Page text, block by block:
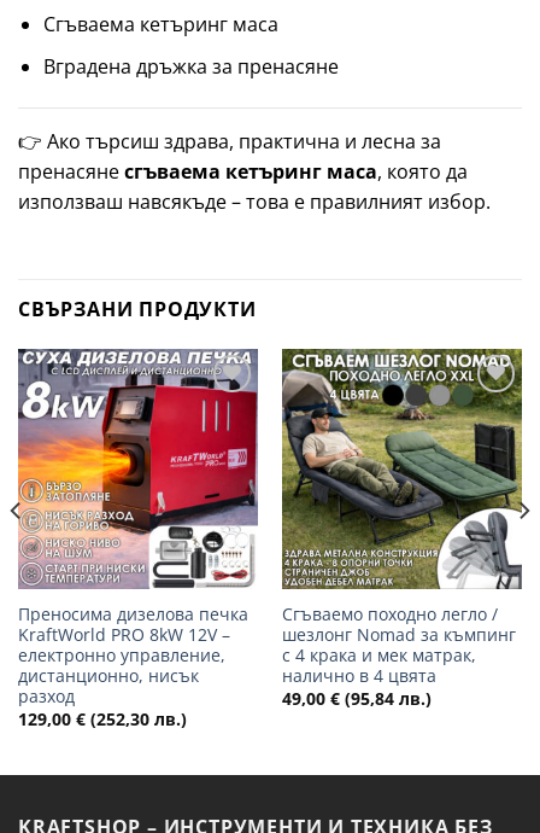
Сгъваема кетъринг маса
Вградена дръжка за пренасяне
👉 Ако търсиш здрава, практична и лесна за
пренасянесгъваема кетъринг маса, която да
използваш навсякъде – това е правилният избор.
СВЪРЗАНИ ПРОДУКТИ
Добави
в
Преносима дизелова печка
KraftWorld PRO 8kW 12V –
електронно управление,
дистанционно, нисък
разход
129,00 € (252,30 лв.)
Добави
в
желани
Сгъваемо походно легло /
шезлонг Nomad за къмпинг
с 4 крака и мек матрак,
налично в 4 цвята
49,00 € (95,84 лв.)
KRAFTSHOP – ИНСТРУМЕНТИ И ТЕХНИКА БЕЗ